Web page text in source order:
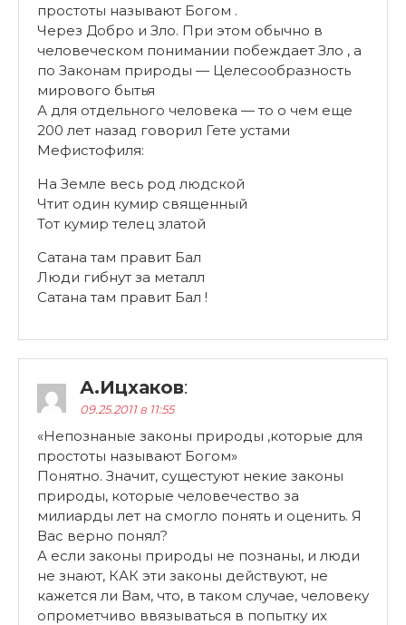
простоты называют Богом .
Через Добро и Зло. При этом обычно в
человеческом понимании побеждает Зло , а
по Законам природы — Целесообразность
мирового бытья
А для отдельного человека — то о чем еще
200 лет назад говорил Гете устами
Мефистофиля:
На Земле весь род людской
Чтит один кумир священный
Тот кумир телец златой
Сатана там правит Бал
Люди гибнут за металл
Сатана там правит Бал !
А.Ицхаков:
09.25.2011 в 11:55
«Непознаные законы природы ,которые для
простоты называют Богом»
Понятно. Значит, сущестуют некие законы
природы, которые человечество за
милиарды лет на смогло понять и оценить. Я
Вас верно понял?
А если законы природы не познаны, и люди
не знают, КАК эти законы действуют, не
кажется ли Вам, что, в таком случае, человеку
опрометчиво ввязываться в попытку их